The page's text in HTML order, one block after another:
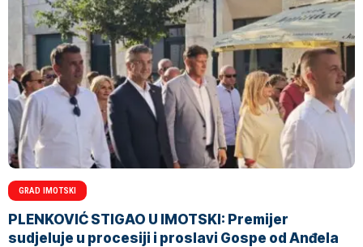
GRAD IMOTSKI
PLENKOVIĆ STIGAO U IMOTSKI: Premijer
sudjeluje u procesiji i proslavi Gospe od Anđela